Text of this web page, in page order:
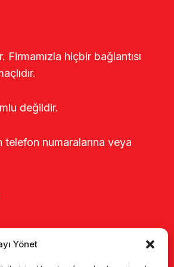
Yönet
Firmamızla hiçbir bağlantısı
değildir.
numaralarına veya